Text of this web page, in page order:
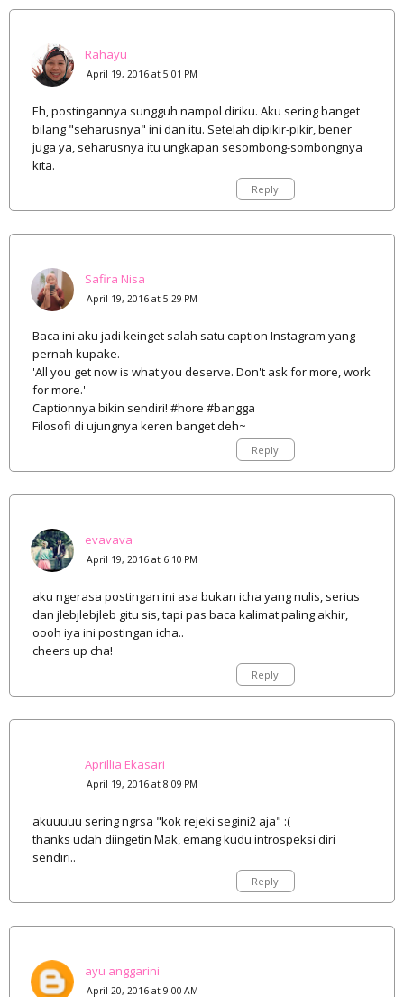
Rahayu
April 19, 2016 at 5:01 PM
Eh, postingannya sungguh nampol diriku. Aku sering banget
bilang "seharusnya" ini dan itu. Setelah dipikir-pikir, bener
juga ya, seharusnya itu ungkapan sesombong-sombongnya
kita.
Reply
Safira Nisa
April 19, 2016 at 5:29 PM
Baca ini aku jadi keinget salah satu caption Instagram yang
pernah kupake.
'All you get now is what you deserve. Don't ask for more, work
for more.'
Captionnya bikin sendiri! #hore #bangga
Filosofi di ujungnya keren banget deh~
Reply
evavava
April 19, 2016 at 6:10 PM
aku ngerasa postingan ini asa bukan icha yang nulis, serius
dan jlebjlebjleb gitu sis, tapi pas baca kalimat paling akhir,
oooh iya ini postingan icha..
cheers up cha!
Reply
Aprillia Ekasari
April 19, 2016 at 8:09 PM
akuuuuu sering ngrsa "kok rejeki segini2 aja" :(
thanks udah diingetin Mak, emang kudu introspeksi diri
sendiri..
Reply
ayu anggarini
April 20, 2016 at 9:00 AM